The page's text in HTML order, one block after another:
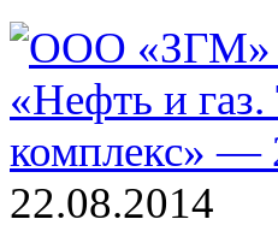
22.08.2014